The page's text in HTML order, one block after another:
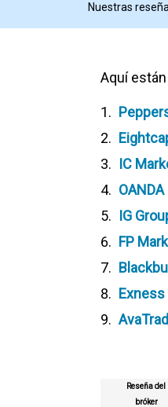
Nuestras
Aquí
IC
OANDA
IG
FP
Exness
Reseña del
bróker